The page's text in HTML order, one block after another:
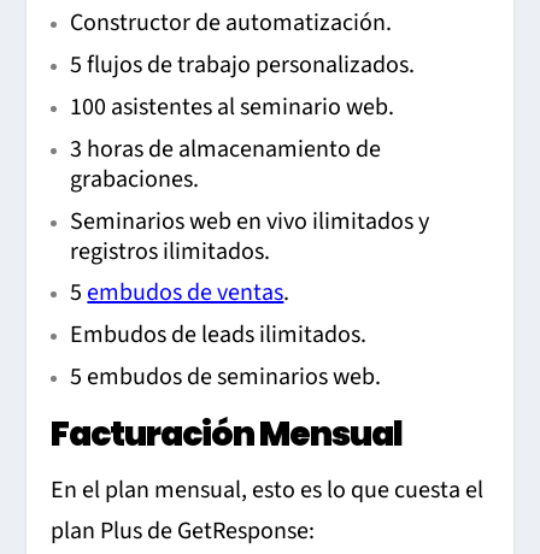
Constructor de automatización.
5 flujos de trabajo personalizados.
100 asistentes al seminario web.
3 horas de almacenamiento de
grabaciones.
Seminarios web en vivo ilimitados y
registros ilimitados.
5embudos de ventas.
Embudos de leads ilimitados.
5 embudos de seminarios web.
Facturación Mensual
En el plan mensual, esto es lo que cuesta el
plan Plus de GetResponse: